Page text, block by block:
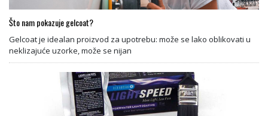
Što nam pokazuje gelcoat?
Gelcoat je idealan proizvod za upotrebu: može se lako oblikovati u
neklizajuće uzorke, može se nijan